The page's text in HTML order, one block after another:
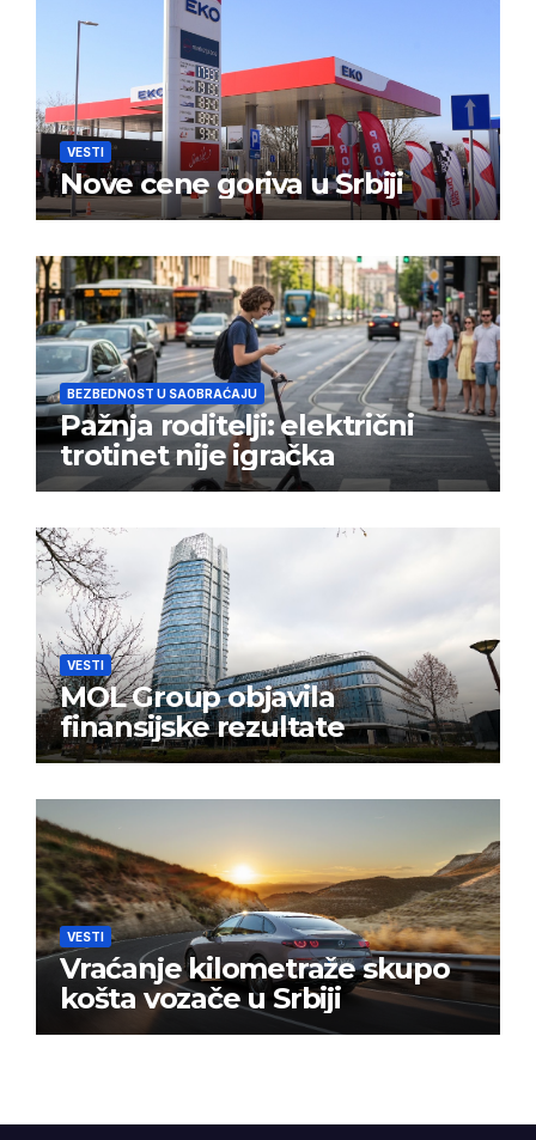
VESTI
Nove cene goriva u Srbiji
BEZBEDNOST U SAOBRAĆAJU
Pažnja roditelji: električni
trotinet nije igračka
VESTI
MOL Group objavila
finansijske rezultate
VESTI
Vraćanje kilometraže skupo
košta vozače u Srbiji